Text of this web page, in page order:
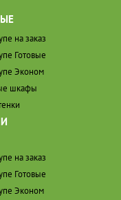
на заказ
Готовые
Эконом
шкафы
на заказ
Готовые
Эконом